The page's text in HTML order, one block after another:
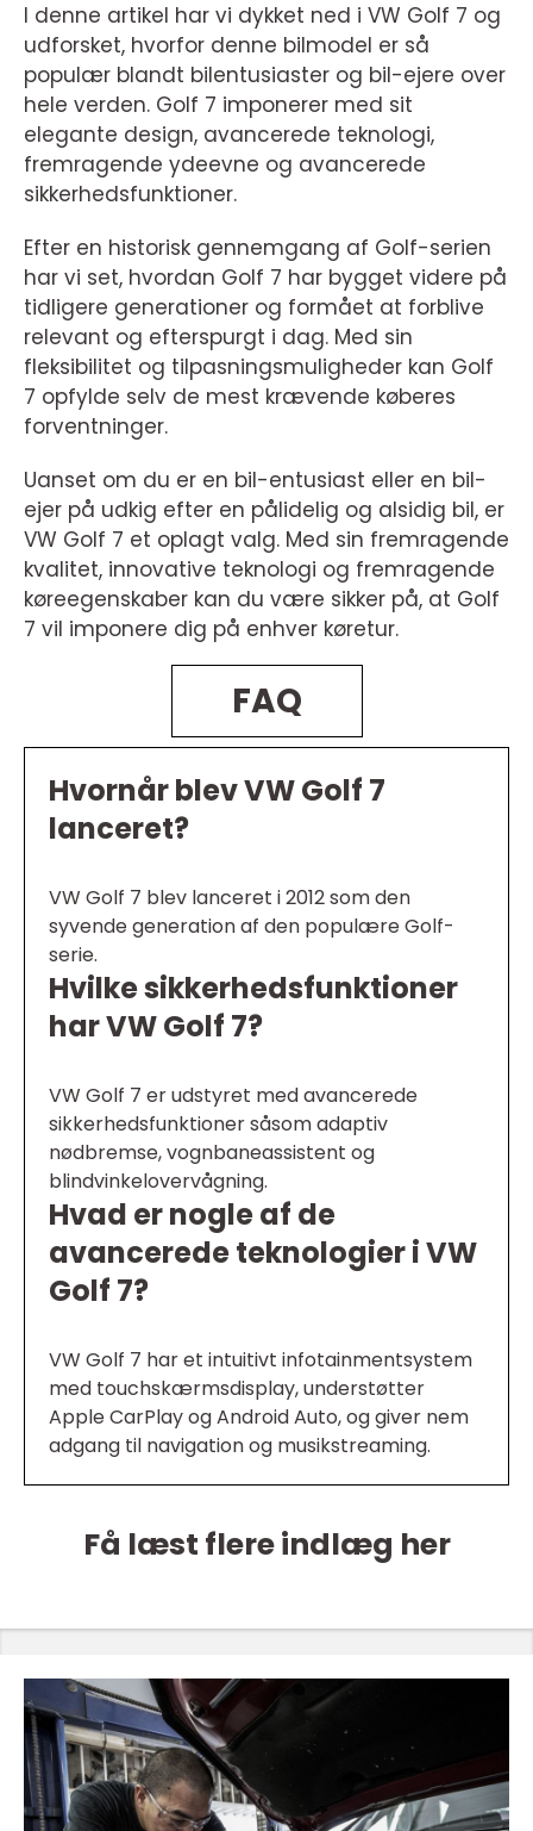
I denne artikel har vi dykket ned i VW Golf 7 og
udforsket, hvorfor denne bilmodel er så
populær blandt bilentusiaster og bil-ejere over
hele verden. Golf 7 imponerer med sit
elegante design, avancerede teknologi,
fremragende ydeevne og avancerede
sikkerhedsfunktioner.
Efter en historisk gennemgang af Golf-serien
har vi set, hvordan Golf 7 har bygget videre på
tidligere generationer og formået at forblive
relevant og efterspurgt i dag. Med sin
fleksibilitet og tilpasningsmuligheder kan Golf
7 opfylde selv de mest krævende køberes
forventninger.
Uanset om du er en bil-entusiast eller en bil-
ejer på udkig efter en pålidelig og alsidig bil, er
VW Golf 7 et oplagt valg. Med sin fremragende
kvalitet, innovative teknologi og fremragende
køreegenskaber kan du være sikker på, at Golf
7 vil imponere dig på enhver køretur.
FAQ
Hvornår blev VW Golf 7
lanceret?
VW Golf 7 blev lanceret i 2012 som den
syvende generation af den populære Golf-
serie.
Hvilke sikkerhedsfunktioner
har VW Golf 7?
VW Golf 7 er udstyret med avancerede
sikkerhedsfunktioner såsom adaptiv
nødbremse, vognbaneassistent og
blindvinkelovervågning.
Hvad er nogle af de
avancerede teknologier i VW
Golf 7?
VW Golf 7 har et intuitivt infotainmentsystem
med touchskærmsdisplay, understøtter
Apple CarPlay og Android Auto, og giver nem
adgang til navigation og musikstreaming.
Få læst flere indlæg her